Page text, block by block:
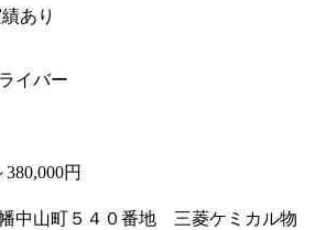
あり
イバー
円
中山町５４０番地 三菱ケミカル物